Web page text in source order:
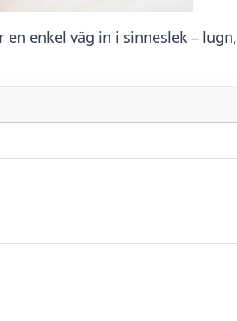
enkel väg in i sinneslek – lugn,